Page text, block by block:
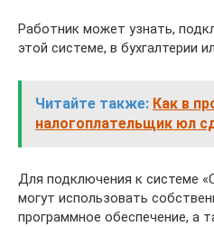
Работник может узнать,
этой системе, в бухгалтерии
Читайте также: Как в
налогоплательщик юл
Для подключения к системе
могут использовать
программное обеспечение, а